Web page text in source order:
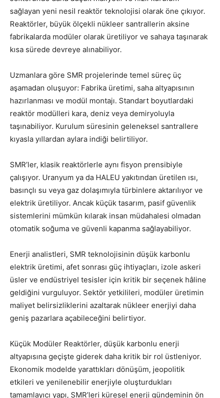
sağlayan yeni nesil reaktör teknolojisi olarak öne çıkıyor.
Reaktörler, büyük ölçekli nükleer santrallerin aksine
fabrikalarda modüler olarak üretiliyor ve sahaya taşınarak
kısa sürede devreye alınabiliyor.
Uzmanlara göre SMR projelerinde temel süreç üç
aşamadan oluşuyor: Fabrika üretimi, saha altyapısının
hazırlanması ve modül montajı. Standart boyutlardaki
reaktör modülleri kara, deniz veya demiryoluyla
taşınabiliyor. Kurulum süresinin geleneksel santrallere
kıyasla yıllardan aylara indiği belirtiliyor.
SMR’ler, klasik reaktörlerle aynı fisyon prensibiyle
çalışıyor. Uranyum ya da HALEU yakıtından üretilen ısı,
basınçlı su veya gaz dolaşımıyla türbinlere aktarılıyor ve
elektrik üretiliyor. Ancak küçük tasarım, pasif güvenlik
sistemlerini mümkün kılarak insan müdahalesi olmadan
otomatik soğuma ve güvenli kapanma sağlayabiliyor.
Enerji analistleri, SMR teknolojisinin düşük karbonlu
elektrik üretimi, afet sonrası güç ihtiyaçları, izole askeri
üsler ve endüstriyel tesisler için kritik bir seçenek hâline
geldiğini vurguluyor. Sektör yetkilileri, modüler üretimin
maliyet belirsizliklerini azaltarak nükleer enerjiyi daha
geniş pazarlara açabileceğini belirtiyor.
Küçük Modüler Reaktörler, düşük karbonlu enerji
altyapısına geçişte giderek daha kritik bir rol üstleniyor.
Ekonomik modelde yarattıkları dönüşüm, jeopolitik
etkileri ve yenilenebilir enerjiyle oluşturdukları
tamamlayıcı yapı, SMR’leri küresel enerji gündeminin ön